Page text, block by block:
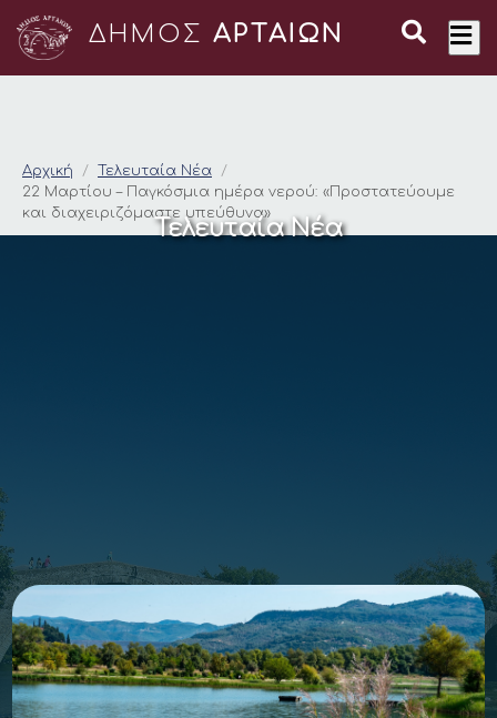
ΔΗΜΟΣ ΑΡΤΑΙΩΝ
22 Μαρτίου –
Αρχική
Τελευταία Νέα
22 Μαρτίου – Παγκόσμια ημέρα νερού: «Προστατεύουμε
και διαχειριζόμαστε υπεύθυνα»
Τελευταία Νέα